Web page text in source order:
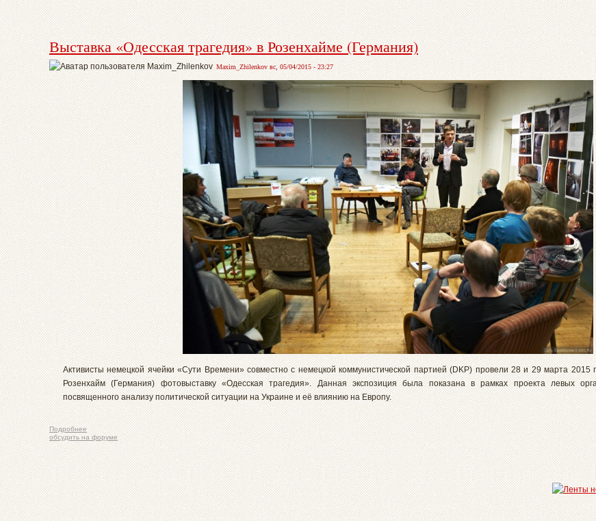
Выставка «Одесская трагедия» в Розенхайме (Германия)
Maxim_Zhilenkov вс, 05/04/2015 - 23:27
Активисты немецкой ячейки «Сути Времени» совместно с немецкой коммунистической партией (DKP) провели 28 и 29 марта 2015
Розенхайм (Германия) фотовыставку «Одесская трагедия». Данная экспозиция была показана в рамках проекта левых
посвященного анализу политической ситуации на Украине и её влиянию на Европу.
Подробнее
обсудить на форуме